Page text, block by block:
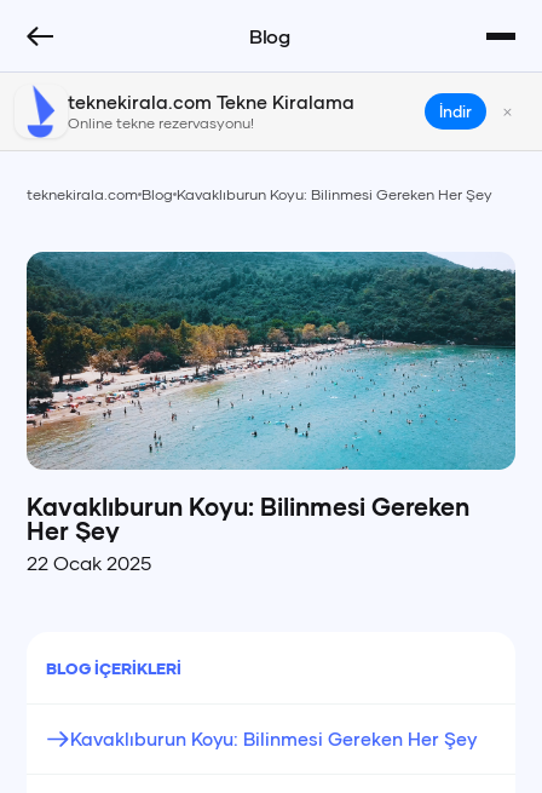
Blog
teknekirala.com Tekne Kiralama
Online tekne rezervasyonu!
İndir ×
teknekirala.com Blog Kavaklıburun Koyu: Bilinmesi Gereken Her Şey
Kavaklıburun Koyu: Bilinmesi Gereken
Her Şey
22 Ocak 2025
BLOG İÇERIKLERI
Kavaklıburun Koyu: Bilinmesi Gereken Her Şey